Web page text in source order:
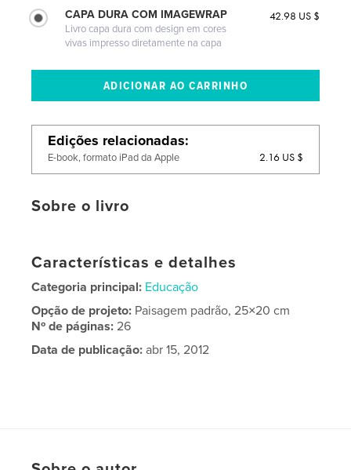
CAPA DURA COM IMAGEWRAP
Livro capa dura com design em cores
vivas impresso diretamente na capa
42.98 US $
Edições relacionadas
E-book, formato iPad da Apple 2.16 US $
Sobre o livro
Características e detalhes
Categoria principal: Educação
Opção de projeto: Paisagem padrão, 25×20 cm
Nº de páginas:26
Data de publicação: abr 15, 2012